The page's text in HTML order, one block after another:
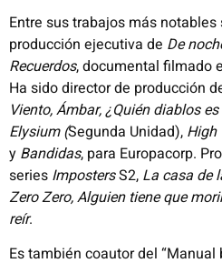
Entre sus trabajos más
producción ejecutiva de De
Recuerdos, documental filmado
Ha sido director de producción
Viento, Ámbar, ¿Quién diablos
Elysium (Segunda Unidad), High
y Bandidas, para Europacorp.
series ImpostersS2, La casa de
Zero Zero,Alguien tiene que
reír.
Es también coautor del